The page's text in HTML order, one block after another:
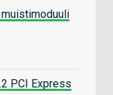
muistimoduuli
PCI Express